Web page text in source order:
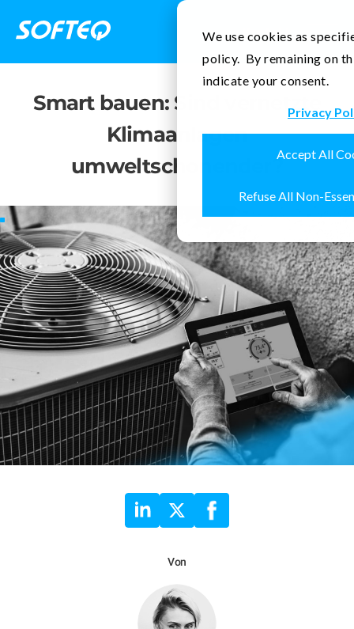
We use cookies as
policy. By remaining on
indicate your consent.
Privacy
Accept All
Refuse All Non-
Kontakt
Smart bauen: Sind vernetzte
Klimaanlagen
umweltschonender?
Von